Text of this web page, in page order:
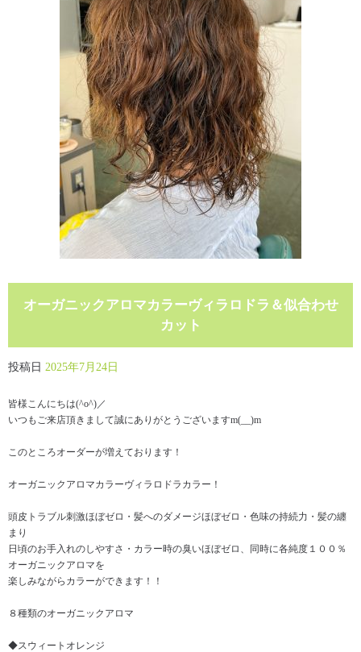
オーガニックアロマカラーヴィラロドラ＆似合わせ
カット
投稿日 2025年7月24日
皆様こんにちは(^o^)／
いつもご来店頂きまして誠にありがとうございますm(__)m
このところオーダーが増えております！
オーガニックアロマカラーヴィラロドラカラー！
頭皮トラブル刺激ほぼゼロ・髪へのダメージほぼゼロ・色味の持続力・髪の纏
まり
日頃のお手入れのしやすさ・カラー時の臭いほぼゼロ、同時に各純度１００％
オーガニックアロマを
楽しみながらカラーができます！！
８種類のオーガニックアロマ
◆スウィートオレンジ